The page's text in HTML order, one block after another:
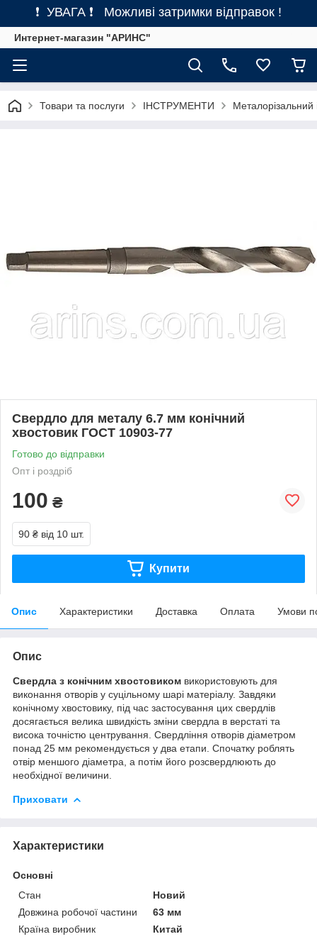
❗ УВАГА ❗ Можливі затримки відправок !
Интернет-магазин "АРИНС"
Товари та послуги ІНСТРУМЕНТИ Металорізальний
Свердло для металу 6.7 мм конічний
хвостовик ГОСТ 10903-77
Готово до відправки
Опт і роздріб
100 ₴
90 ₴ від 10 шт.
Купити
Опис Характеристики Доставка Оплата Умови
Опис
Свердла з конічним хвостовиком використовують для
виконання отворів у суцільному шарі матеріалу. Завдяки
конічному хвостовику, під час застосування цих свердлів
досягається велика швидкість зміни свердла в верстаті та
висока точністю центрування. Свердління отворів діаметром
понад 25 мм рекомендується у два етапи. Спочатку роблять
отвір меншого діаметра, а потім його розсвердлюють до
необхідної величини.
Приховати
Характеристики
Основні
Стан
Новий
Довжина робочої частини
63 мм
Країна виробник
Китай